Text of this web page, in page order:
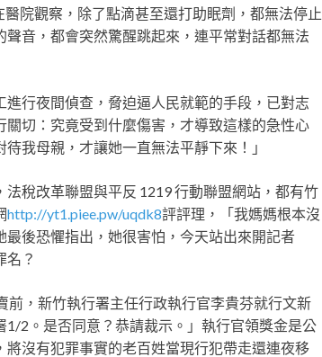
院觀察，除了點滴甚至還打助眠劑，都無法停止
音，都會突然驚醒跳起來，連平常對話都無法
行夜間偵查，脅迫逼人民就範的手段，已對志
切：究竟受到什麼傷害，才導致這樣的急性心
我母親，才讓她一直無法平靜下來！」
稅改革聯盟與平反 1219 行動聯盟網站，都有竹
http://yt1.piee.pw/uqdk8評評理，「我媽媽根本沒
後恐懼指出，她很害怕，今天站出來開記者
名？
，新竹執行署主任行政執行官李貴芬就行文新
2。是否同意？恭請裁示。」執行官領獎金是公
沒有犯罪事實的老百姓當現行犯帶走還連夜移